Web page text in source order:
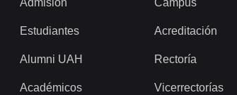
Estudiantes
Alumni UAH
Académicos
Acreditación
Rectoría
Vicerrectorías